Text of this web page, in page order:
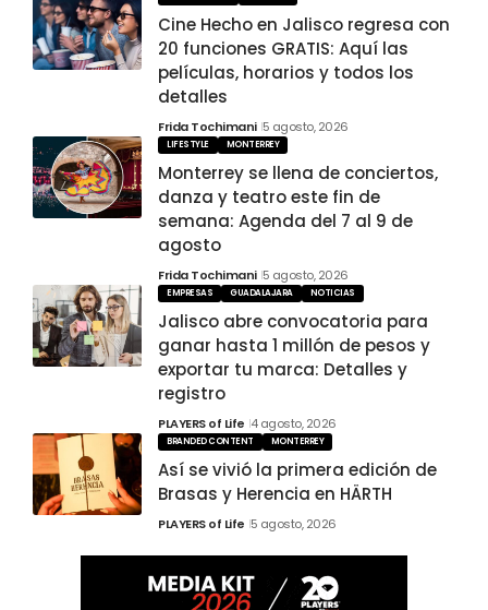
Cine Hecho en Jalisco regresa con
20 funciones GRATIS: Aquí las
películas, horarios y todos los
detalles
Frida Tochimani 5 agosto, 2026
LIFESTYLE MONTERREY
Monterrey se llena de conciertos,
danza y teatro este fin de
semana: Agenda del 7 al 9 de
agosto
Frida Tochimani 5 agosto, 2026
EMPRESAS GUADALAJARA NOTICIAS
Jalisco abre convocatoria para
ganar hasta 1 millón de pesos y
exportar tu marca: Detalles y
registro
PLAYERS of Life 4 agosto, 2026
BRANDED CONTENT MONTERREY
Así se vivió la primera edición de
Brasas y Herencia en HÄRTH
PLAYERS of Life 5 agosto, 2026